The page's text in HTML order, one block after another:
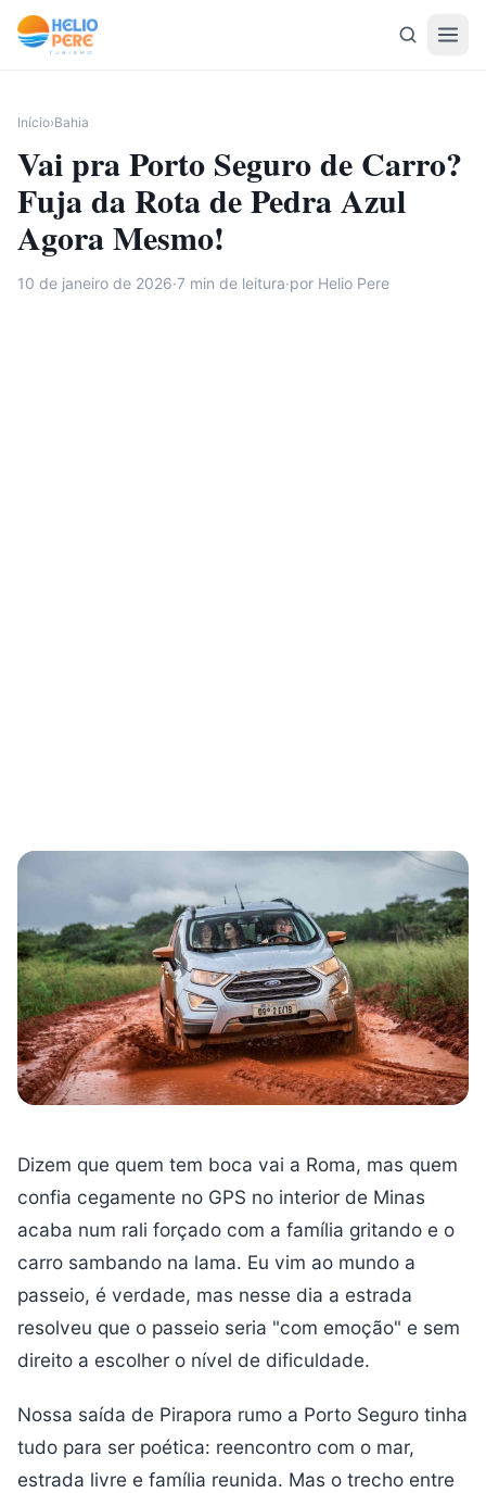
Pular para o conteúdo
Início›Bahia
Vai pra Porto Seguro de Carro?
Fuja da Rota de Pedra Azul
Agora Mesmo!
10 de janeiro de 2026·7 min de leitura·por Helio Pere
Dizem que quem tem boca vai a Roma, mas quem
confia cegamente no GPS no interior de Minas
acaba num rali forçado com a família gritando e o
carro sambando na lama. Eu vim ao mundo a
passeio, é verdade, mas nesse dia a estrada
resolveu que o passeio seria "com emoção" e sem
direito a escolher o nível de dificuldade.
Nossa saída de Pirapora rumo a Porto Seguro tinha
tudo para ser poética: reencontro com o mar,
estrada livre e família reunida. Mas o trecho entre